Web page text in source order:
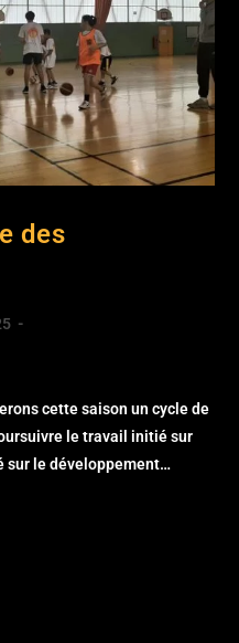
des
cette saison un cycle de
le travail initié sur
sur le développement…